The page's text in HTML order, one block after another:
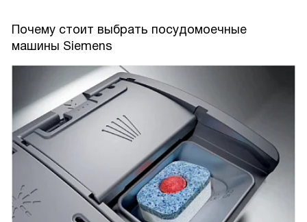
Почему стоит выбрать посудомоечные
машины Siemens